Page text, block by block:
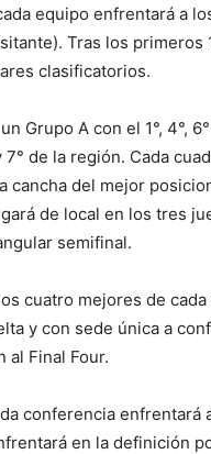
equipo enfrentará a
Tras los primeros
clasificatorios.
Grupo A con el 1°, 4°,
de la región. Cada
cancha del mejor
de local en los tres
semifinal.
cuatro mejores de
y con sede única a
al Final Four.
conferencia enfrentará
en la definición